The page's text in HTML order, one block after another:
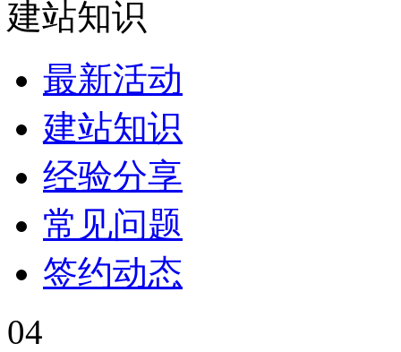
建站知识
最新活动
建站知识
经验分享
常见问题
签约动态
04